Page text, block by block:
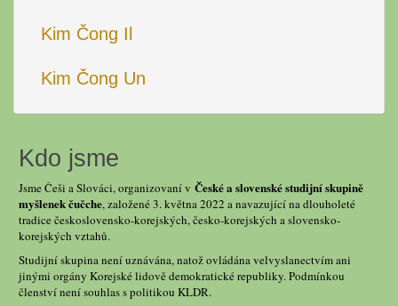
Kim Čong Il
Kim Čong Un
Kdo jsme
Jsme Češi a Slováci, organizovaní v České a slovenské studijní skupině
myšlenek čučche, založené 3. května 2022 a navazující na dlouholeté
tradice československo-korejských, česko-korejských a slovensko-
korejských vztahů.
Studijní skupina není uznávána, natož ovládána velvyslanectvím ani
jinými orgány Korejské lidově demokratické republiky. Podmínkou
členství není souhlas s politikou KLDR.